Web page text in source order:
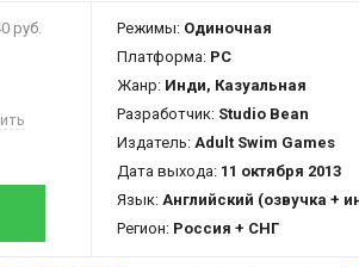
руб. Режимы: Одиночная
Платформа: PC
Жанр: Инди, Казуальная
Разработчик: Studio Bean
Издатель: Adult Swim Games
Дата выхода: 11 октября 2013
Язык: Английский (озвучка +
Регион: Россия + СНГ